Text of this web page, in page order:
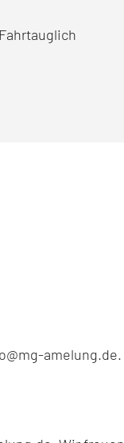
Fahrtauglich
amelung.de.